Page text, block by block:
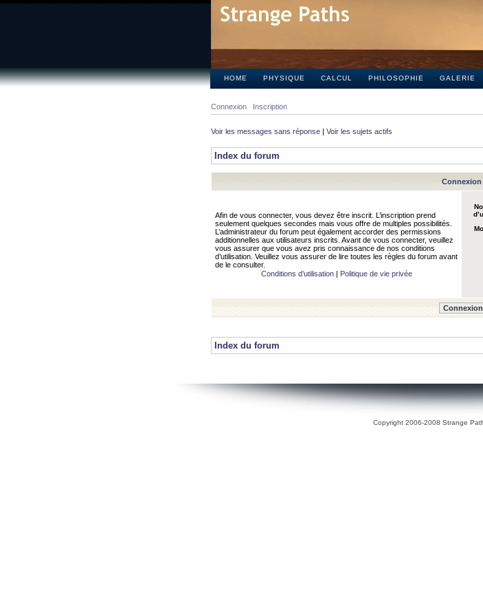
HOME PHYSIQUE CALCUL PHILOSOPHIE GALERIE
Connexion Inscription
Voir les messages sans réponse | Voir les sujets actifs
Index du forum
Connexion
Afin de vous connecter, vous devez être inscrit. L’inscription prend
seulement quelques secondes mais vous offre de multiples possibilités.
L’administrateur du forum peut également accorder des permissions
additionnelles aux utilisateurs inscrits. Avant de vous connecter, veuillez
vous assurer que vous avez pris connaissance de nos conditions
d’utilisation. Veuillez vous assurer de lire toutes les règles du forum avant
de le consulter.
Conditions d’utilisation| Politique de vie privée
Index du forum
Copyright 2006-2008 Strange